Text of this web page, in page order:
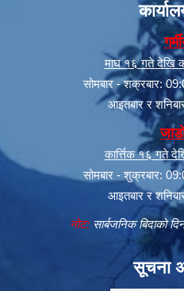
माघ १६ गते देखि
सोमबार - शक्रबार:
आइतबार र
कार्त्तिक १६ गते
सोमबार - शुक्रबार:
आइतबार र
नोट:सार्बजनिक बिदाको
सूचना